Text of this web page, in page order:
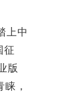
上中
征
版
，